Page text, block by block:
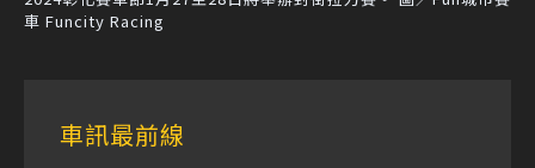
車 Funcity Racing
車訊最前線